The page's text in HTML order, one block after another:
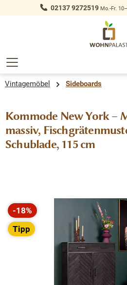
springen 02137 9272519Mo.-Fr.
Vintagemöbel Sideboards
Kommode New York –
massiv,
Schublade, 115 cm
Bildergalerie überspringen
-18%
Rabatt
Tipp